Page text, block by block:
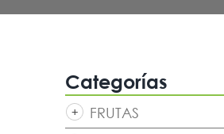
Categorías
FRUTAS